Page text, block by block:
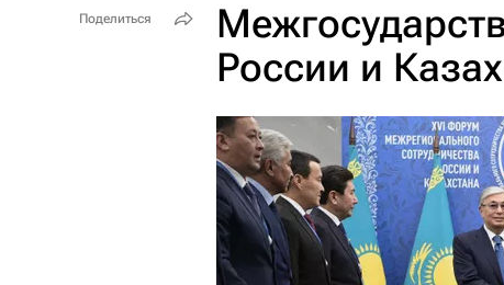
России и
Поделиться